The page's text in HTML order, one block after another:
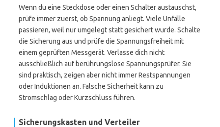
Wenn du eine Steckdose oder einen Schalter austauschst,
prüfe immer zuerst, ob Spannung anliegt. Viele Unfälle
passieren, weil nur umgelegt statt gesichert wurde. Schalte
die Sicherung aus und prüfe die Spannungsfreiheit mit
einem geprüften Messgerät. Verlasse dich nicht
ausschließlich auf berührungslose Spannungsprüfer. Sie
sind praktisch, zeigen aber nicht immer Restspannungen
oder Induktionen an. Falsche Sicherheit kann zu
Stromschlag oder Kurzschluss führen.
Sicherungskasten und Verteiler